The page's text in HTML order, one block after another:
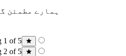
ہمارے مطمئن
1 of 5
2 of 5